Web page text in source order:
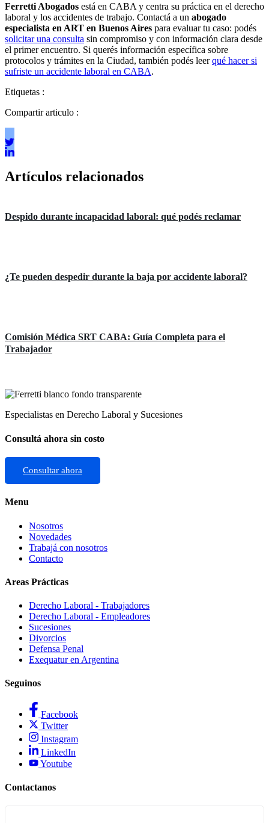
Ferretti Abogados está en CABA y centra su práctica en el derecho
laboral y los accidentes de trabajo. Contactá a un abogado
especialista en ART en Buenos Aires para evaluar tu caso: podés
solicitar una consulta sin compromiso y con información clara desde
el primer encuentro. Si querés información específica sobre
protocolos y trámites en la Ciudad, también podés leerqué hacer si
sufriste un accidente laboral en CABA.
Etiquetas :
Compartir articulo :
Artículos relacionados
Despido durante incapacidad laboral: qué podés reclamar
¿Te pueden despedir durante la baja por accidente laboral?
Comisión Médica SRT CABA: Guía Completa para el
Trabajador
Especialistas en Derecho Laboral y Sucesiones
Consultá ahora sin costo
Consultar ahora
Menu
Nosotros
Novedades
Trabajá con nosotros
Contacto
Areas Prácticas
Derecho Laboral - Trabajadores
Derecho Laboral - Empleadores
Sucesiones
Divorcios
Defensa Penal
Exequatur en Argentina
Seguinos
Facebook
Twitter
Instagram
LinkedIn
Youtube
Contactanos